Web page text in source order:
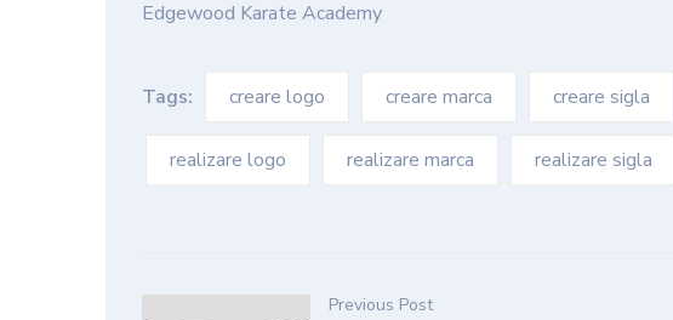
Edgewood Karate Academy
Tags: creare logo creare marca creare sigla
realizare logo realizare marca realizare sigla
Previous Post